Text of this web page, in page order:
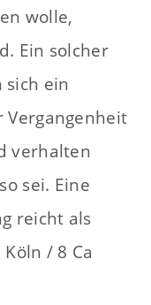
wolle,
Ein solcher
sich ein
verhalten
sei. Eine
reicht als
/ 8 Ca